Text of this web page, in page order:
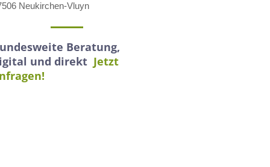
Neukirchen-Vluyn
Beratung,
und direkt Jetzt